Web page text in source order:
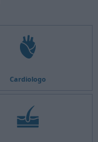
Cardiologo